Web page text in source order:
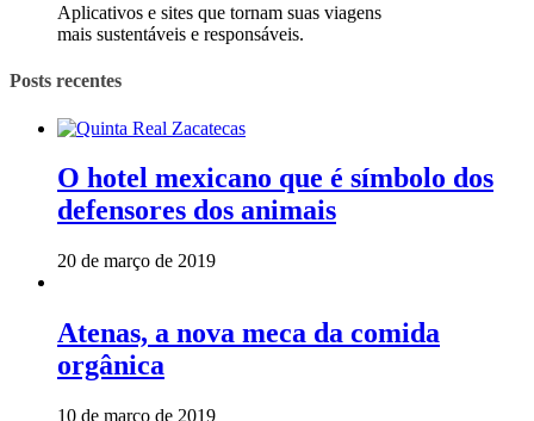
Aplicativos e sites que tornam suas viagens
mais sustentáveis e responsáveis.
Posts recentes
O hotel mexicano que é símbolo dos
defensores dos animais
20 de março de 2019
Atenas, a nova meca da comida
orgânica
10 de março de 2019